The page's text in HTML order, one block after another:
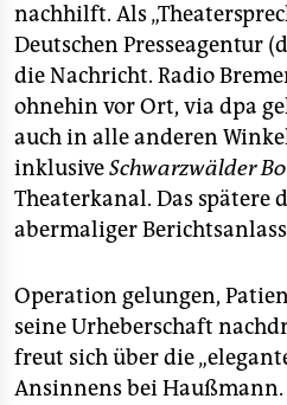
nachhilft. Als
Deutschen Presseagentur
die Nachricht. Radio
ohnehin vor Ort, via dpa
auch in alle anderen
inklusiveSchwarzwälder
Theaterkanal. Das spätere
abermaliger
Operation gelungen,
seine Urheberschaft
freut sich über die
Ansinnens bei Haußmann.